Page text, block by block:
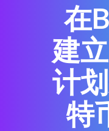
在
建
计
特